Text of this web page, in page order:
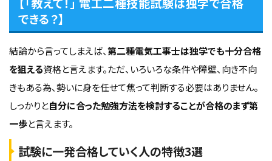
できる？】
結論から言ってしまえば、第二種電気工事士は独学でも十分合格
を狙える資格と言えます。ただ、いろいろな条件や障壁、向き不向
きもある為、勢いに身を任せて焦って判断する必要はありません。
しっかりと自分に合った勉強方法を検討することが合格のまず第
一歩と言えます。
試験に一発合格していく人の特徴3選